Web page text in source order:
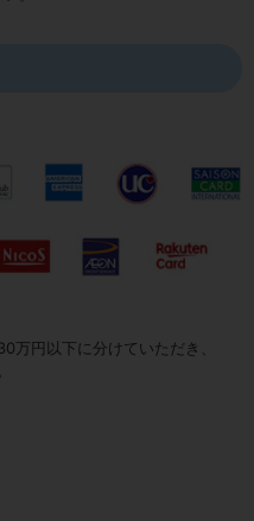
万円以下に分けていただき、